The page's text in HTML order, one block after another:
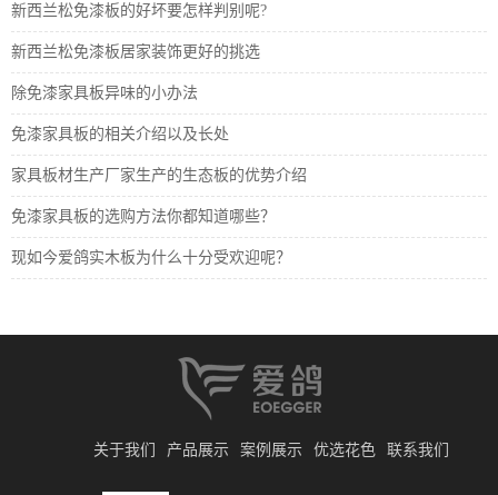
新西兰松免漆板的好坏要怎样判别呢?
新西兰松免漆板居家装饰更好的挑选
除免漆家具板异味的小办法
免漆家具板的相关介绍以及长处
家具板材生产厂家生产的生态板的优势介绍
免漆家具板的选购方法你都知道哪些？
现如今爱鸽实木板为什么十分受欢迎呢？
关于我们 产品展示 案例展示 优选花色 联系我们